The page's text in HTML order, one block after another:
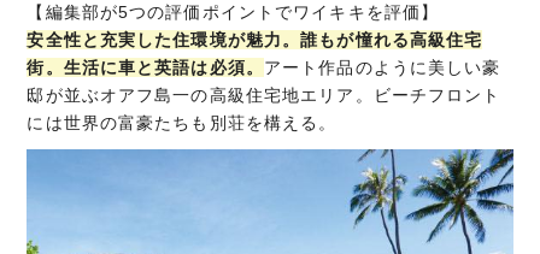
【編集部が5つの評価ポイントでワイキキを評価】
安全性と充実した住環境が魅力。誰もが憧れる高級住宅
街。生活に車と英語は必須。 アート作品のように美しい豪
邸が並ぶオアフ島一の高級住宅地エリア。ビーチフロント
には世界の富豪たちも別荘を構える。